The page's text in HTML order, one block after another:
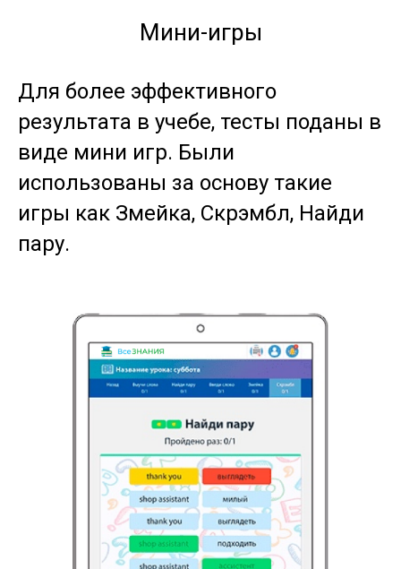
Мини-игры
Для более эффективного
результата в учебе, тесты поданы в
виде мини игр. Были
использованы за основу такие
игры как Змейка, Скрэмбл, Найди
пару.